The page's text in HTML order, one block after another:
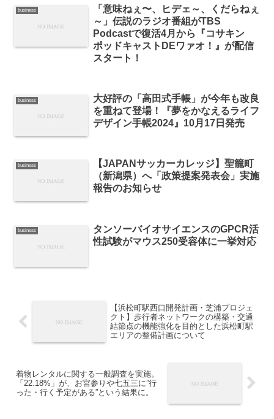
business
「意味ねぇ〜、ヒデェ～、くだらねぇ
～」伝説のラジオ番組がTBS
Podcastで復活4月から『コサキン
ポッドキャストDEワァオ！』が配信
スタート！
business
大好評の「高田式手帳」が今年も改良
を重ねて登場！『夢をかなえるライフ
デザイン手帳2024』10月17日発売
business
【JAPANサッカーカレッジ】聖籠町
（新潟県）へ「政策提案発表会」実施
報告のお知らせ
business
タンソーバイオサイエンスのGPCR活
性試験がマウス250受容体に一挙対応
【浜松町駅西口開発計画・芝浦プロジェ
クト】歩行者ネットワークの構築・交通
結節点の機能強化を目的とした浜松町駅
エリアの整備計画について
着物レンタルに関する一般調査を実施。
「22.18%」が、お宮参りや七五三に”行
った・行く予定がある”という結果に。